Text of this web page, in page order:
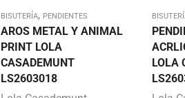
BISUTERÍA, PENDIENTES
AROS METAL Y ANIMAL
PRINT LOLA
CASADEMUNT
LS2603018
LOLA